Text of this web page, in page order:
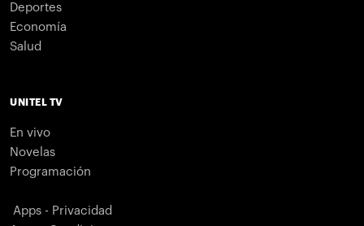
Deportes
Economía
Salud
UNITEL TV
En vivo
Novelas
Programación
Apps - Privacidad